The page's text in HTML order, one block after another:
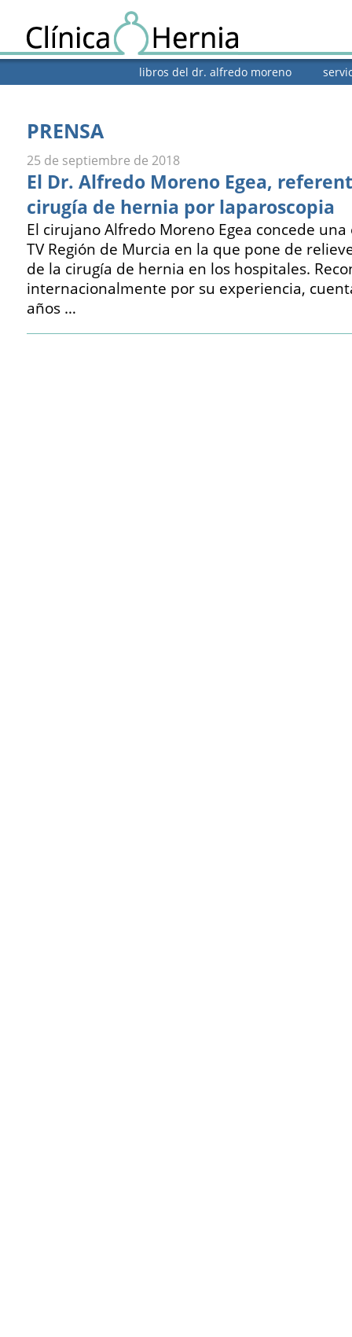
libros del dr. alfredo moreno
PRENSA
25 de septiembre de 2018
El Dr. Alfredo Moreno Egea,
cirugía de hernia por laparoscopia
El cirujano Alfredo Moreno Egea concede
TV Región de Murcia en la que pone de
de la cirugía de hernia en los hospitales.
internacionalmente por su experiencia,
años …